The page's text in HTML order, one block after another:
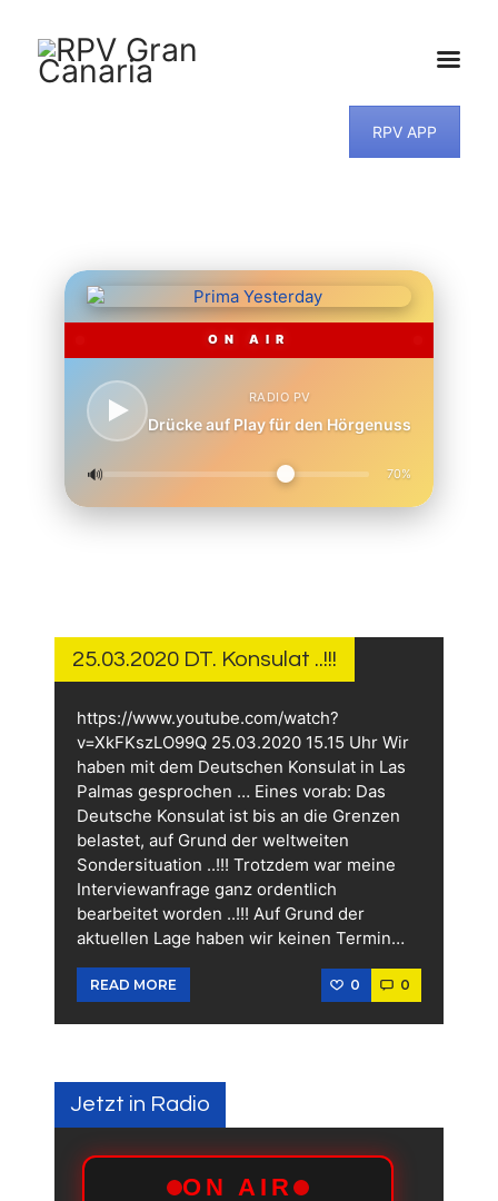
RPV APP
ON AIR
RADIO PV
Drücke auf Play für den Hörgenuss
🔊 70%
MUSIKWUNSCH
25.03.2020 DT. Konsulat ..!!!
https://www.youtube.com/watch?
v=XkFKszLO99Q 25.03.2020 15.15 Uhr Wir
haben mit dem Deutschen Konsulat in Las
Palmas gesprochen … Eines vorab: Das
Deutsche Konsulat ist bis an die Grenzen
belastet, auf Grund der weltweiten
Sondersituation ..!!! Trotzdem war meine
Interviewanfrage ganz ordentlich
bearbeitet worden ..!!! Auf Grund der
aktuellen Lage haben wir keinen Termin…
READ MORE 0 0
Jetzt in Radio